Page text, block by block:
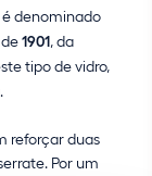
é denominado
1901, da
tipo de vidro,
reforçar duas
Por um